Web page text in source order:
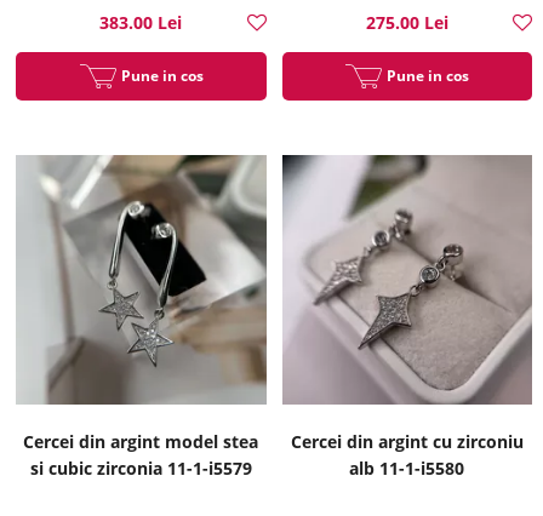
383.00 Lei
Pune in cos
275.00 Lei
Pune in cos
Cercei din argint model stea
si cubic zirconia 11-1-i5579
Cercei din argint cu zirconiu
alb 11-1-i5580